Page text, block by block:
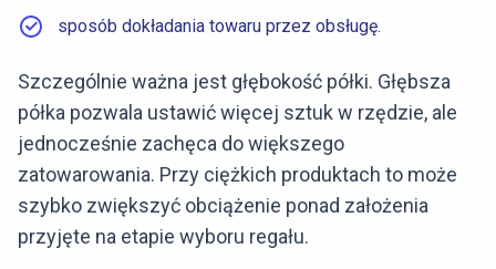
sposób dokładania towaru przez obsługę.
Szczególnie ważna jest głębokość półki. Głębsza
półka pozwala ustawić więcej sztuk w rzędzie, ale
jednocześnie zachęca do większego
zatowarowania. Przy ciężkich produktach to może
szybko zwiększyć obciążenie ponad założenia
przyjęte na etapie wyboru regału.